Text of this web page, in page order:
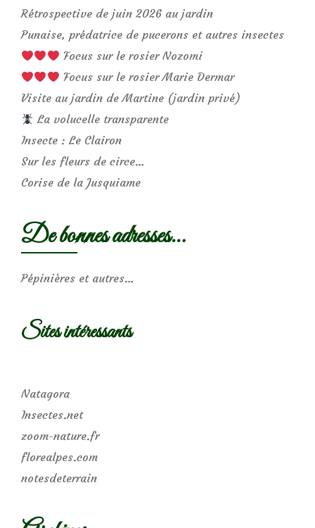
Rétrospective de juin 2026 au jardin
Punaise, prédatrice de pucerons et autres insectes
Focus sur le rosier Nozomi
Focus sur le rosier Marie Dermar
Visite au jardin de Martine (jardin privé)
La volucelle transparente
Insecte : Le Clairon
Sur les fleurs de circe…
Corise de la Jusquiame
De bonnes adresses…
Pépinières et autres…
Sites intéressants
Natagora
Insectes.net
zoom-nature.fr
florealpes.com
notesdeterrain